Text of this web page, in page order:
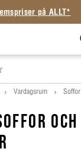
på ALLT*
Vardagsrum Soffor
OCH